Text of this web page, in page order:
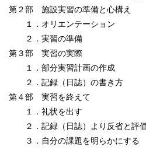
第２部 施設実習の準備と心構え
１．オリエンテーション
２．実習の準備
第３部 実習の実際
１．部分実習計画の作成
２．記録（日誌）の書き方
第４部 実習を終えて
１．礼状を出す
２．記録（日誌）より反省と評
３．自分の課題を明らかにする